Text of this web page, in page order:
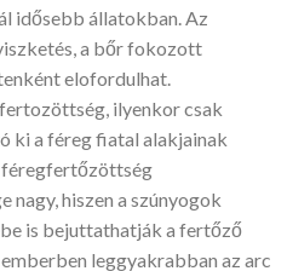
idősebb állatokban. Az
a bőr fokozott
elofordulhat.
ilyenkor csak
ki a féreg fiatal alakjainak
féregfertőzöttség
nagy, hiszen a szúnyogok
is bejuttathatják a fertőző
leggyakrabban az arc